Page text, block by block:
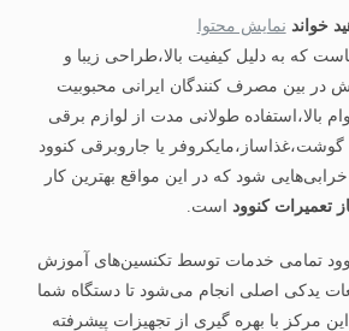
خواند نمایش محتوا
که به دلیل کیفیت بالا،طراحی زیبا و
در بین مصرف‌ کنندگان ایرانی محبوبیت
بالا،استفاده طولانی‌ مدت از لوازم برقی
یا جاروبرقی کنوود
شود که در این مواقع بهترین کار
تعمیرات کنوود است.
تمامی خدمات توسط تکنسین‌های آموزش‌
یدکی اصلی انجام می‌شود تا دستگاه شما
مرکز با بهره‌ گیری از تجهیزات پیشرفته